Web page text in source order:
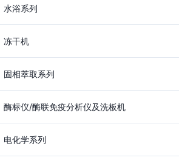
水浴系列
冻干机
固相萃取系列
酶标仪/酶联免疫分析仪及洗板机
电化学系列